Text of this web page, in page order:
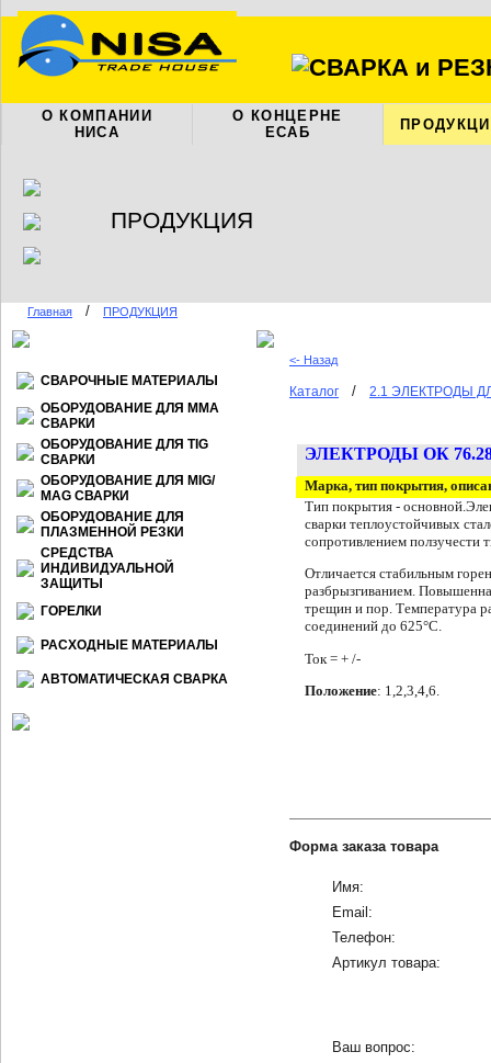
О КОМПАНИИ
НИСА
О КОНЦЕРНЕ
ЕСАБ
ПРОДУКЦИЯ
Главная / ПРОДУКЦИЯ
СВАРОЧНЫЕ МАТЕРИАЛЫ
ОБОРУДОВАНИЕ ДЛЯ ММА
СВАРКИ
ОБОРУДОВАНИЕ ДЛЯ TIG
СВАРКИ
ОБОРУДОВАНИЕ ДЛЯ МIG/
МАG СВАРКИ
ОБОРУДОВАНИЕ ДЛЯ
ПЛАЗМЕННОЙ РЕЗКИ
СРЕДСТВА
ИНДИВИДУАЛЬНОЙ
ЗАЩИТЫ
ГОРЕЛКИ
РАСХОДНЫЕ МАТЕРИАЛЫ
АВТОМАТИЧЕСКАЯ СВАРКА
<- Назад
Каталог / 2.1 ЭЛЕКТРОДЫ
ЭЛЕКТРОДЫ ОК
Марка, тип покрытия,
Тип покрытия - основной.
сварки теплоустойчивых
сопротивлением ползучести
Отличается стабильным
разбрызгиванием.
трещин и пор. Температура
соединений до 625°С.
Ток = + /-
Положение: 1,2,3,4,6.
Форма заказа товара
Имя:
Email:
Телефон:
Артикул товара:
Ваш вопрос: